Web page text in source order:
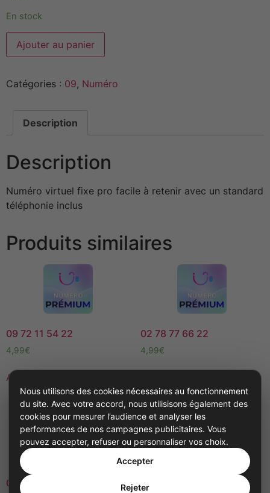
En stock
Ajouter au panier
Catégories : 09, Numéro
Description
Description
Numéro virtuel fixe pro facile à retenir avec un standard
téléphonie inclus
Produits similaires
09 72 11 54 22
4,99€
Ajouter au panier
02 78 77 66 22
4,99€
09 72 12 55 33 03 75 100 360
Nous utilisons des cookies nécessaires au fonctionnement
du site. Avec votre accord, nous utilisisons également des
cookies pour mesurer l’audience et analyser les
performances de nos campagnes publicitaires. Vous
pouvez accepter, refuser ou personnaliser vos choix.
Accepter
Rejeter